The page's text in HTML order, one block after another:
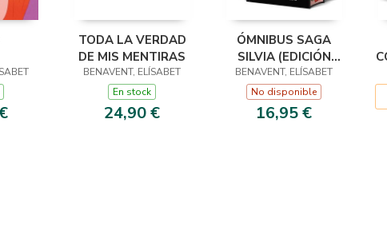
TODA LA VERDAD
DE MIS MENTIRAS
BENAVENT, ELÍSABET
En stock
24,90 €
ÓMNIBUS SAGA
SILVIA (EDICIÓN
ESPECIAL
LIMITADA)
BENAVENT, ELÍSABET
No disponible
16,95 €